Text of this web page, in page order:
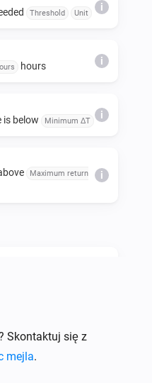
Threshold Unit
i
hours i
is below Minimum ΔT
i
Maximum return
i
Skontaktuj się z
mejla.